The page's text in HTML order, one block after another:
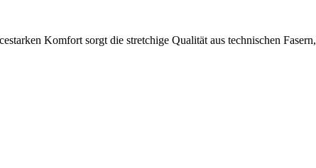
Komfort sorgt die stretchige Qualität aus technischen Fasern,